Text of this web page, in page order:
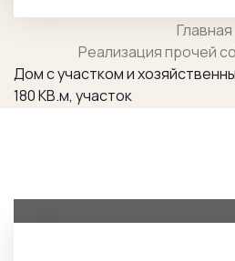
Главная
Реализация прочей
Дом с участком и
180 КВ.м, участок